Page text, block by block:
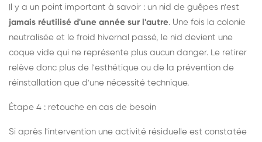
Il y a un point important à savoir : un nid de guêpes n'est
jamais réutilisé d'une année sur l'autre. Une fois la colonie
neutralisée et le froid hivernal passé, le nid devient une
coque vide qui ne représente plus aucun danger. Le retirer
relève donc plus de l'esthétique ou de la prévention de
réinstallation que d'une nécessité technique.
Étape 4 : retouche en cas de besoin
Si après l'intervention une activité résiduelle est constatée